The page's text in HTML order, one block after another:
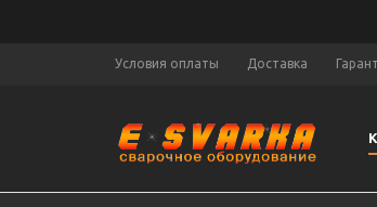
Условия оплаты Доставка